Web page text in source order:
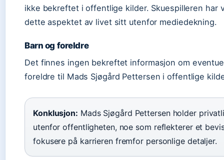
ikke bekreftet i offentlige kilder. Skuespilleren har
dette aspektet av livet sitt utenfor mediedekning.
Barn og foreldre
Det finnes ingen bekreftet informasjon om
foreldre til Mads Sjøgård Pettersen i offentlige
Konklusjon: Mads Sjøgård Pettersen holder
utenfor offentligheten, noe som reflekterer et
fokusere på karrieren fremfor personlige detaljer.